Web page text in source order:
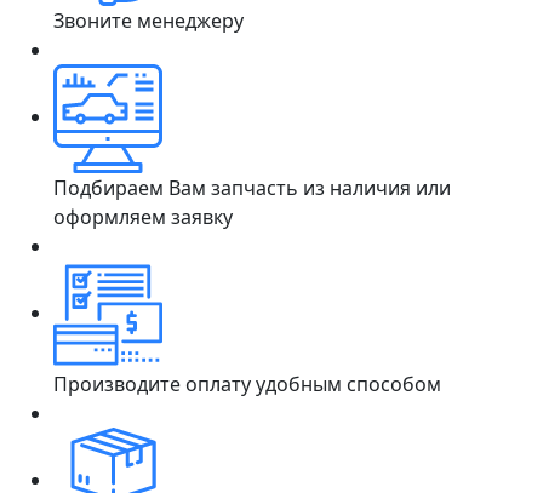
Звоните менеджеру
Подбираем Вам запчасть из наличия или
оформляем заявку
Производите оплату удобным способом